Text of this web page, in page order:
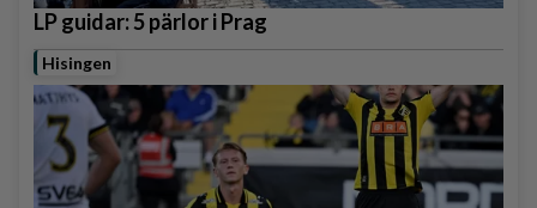
LP guidar: 5 pärlor i Prag
Hisingen